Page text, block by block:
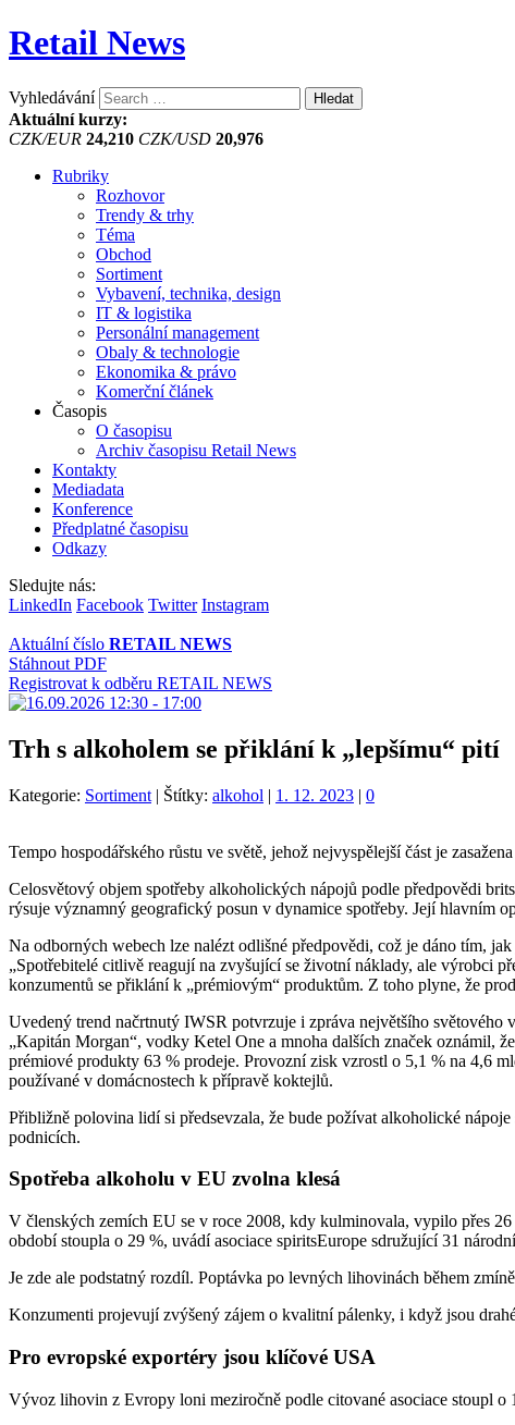
Retail News
Vyhledávání
Aktuální kurzy:
CZK/EUR 24,210 CZK/USD 20,976
Rubriky
Rozhovor
Trendy & trhy
Téma
Obchod
Sortiment
Vybavení, technika, design
IT & logistika
Personální management
Obaly & technologie
Ekonomika & právo
Komerční článek
Časopis
O časopisu
Archiv časopisu Retail News
Kontakty
Mediadata
Konference
Předplatné časopisu
Odkazy
Sledujte nás:
LinkedIn Facebook Twitter Instagram
Aktuální číslo RETAIL NEWS
Stáhnout PDF
Registrovat k odběru RETAIL NEWS
Trh s alkoholem se přiklání k „lepšímu“ pití
Kategorie: Sortiment | Štítky: alkohol | 1. 12. 2023 | 0
Tempo hospodářského růstu ve světě, jehož nejvyspělejší část je
Celosvětový objem spotřeby alkoholických nápojů podle předpovědi
rýsuje významný geografický posun v dynamice spotřeby. Její hlavním
Na odborných webech lze nalézt odlišné předpovědi, což je dáno tím,
„Spotřebitelé citlivě reagují na zvyšující se životní náklady, ale výrobci
konzumentů se přiklání k „prémiovým“ produktům. Z toho plyne, že
Uvedený trend načrtnutý IWSR potvrzuje i zpráva největšího
„Kapitán Morgan“, vodky Ketel One a mnoha dalších značek oznámil,
prémiové produkty 63 % prodeje. Provozní zisk vzrostl o 5,1 % na 4,6
používané v domácnostech k přípravě koktejlů.
Přibližně polovina lidí si předsevzala, že bude požívat alkoholické
podnicích.
Spotřeba alkoholu v EU zvolna klesá
V členských zemích EU se v roce 2008, kdy kulminovala, vypilo přes
období stoupla o 29 %, uvádí asociace spiritsEurope sdružující 31
Je zde ale podstatný rozdíl. Poptávka po levných lihovinách během
Konzumenti projevují zvýšený zájem o kvalitní pálenky, i když jsou
Pro evropské exportéry jsou klíčové USA
Vývoz lihovin z Evropy loni meziročně podle citované asociace stoupl